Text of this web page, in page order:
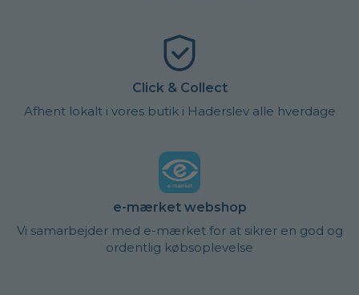
Click & Collect
Afhent lokalt i vores butik i Haderslev alle hverdage
e-mærket webshop
Vi samarbejder med e-mærket for at sikrer en god og
ordentlig købsoplevelse